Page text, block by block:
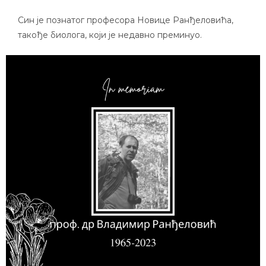
Син је познатог професора Новице Ранђеловића,
такође биолога, који је недавно преминуо.